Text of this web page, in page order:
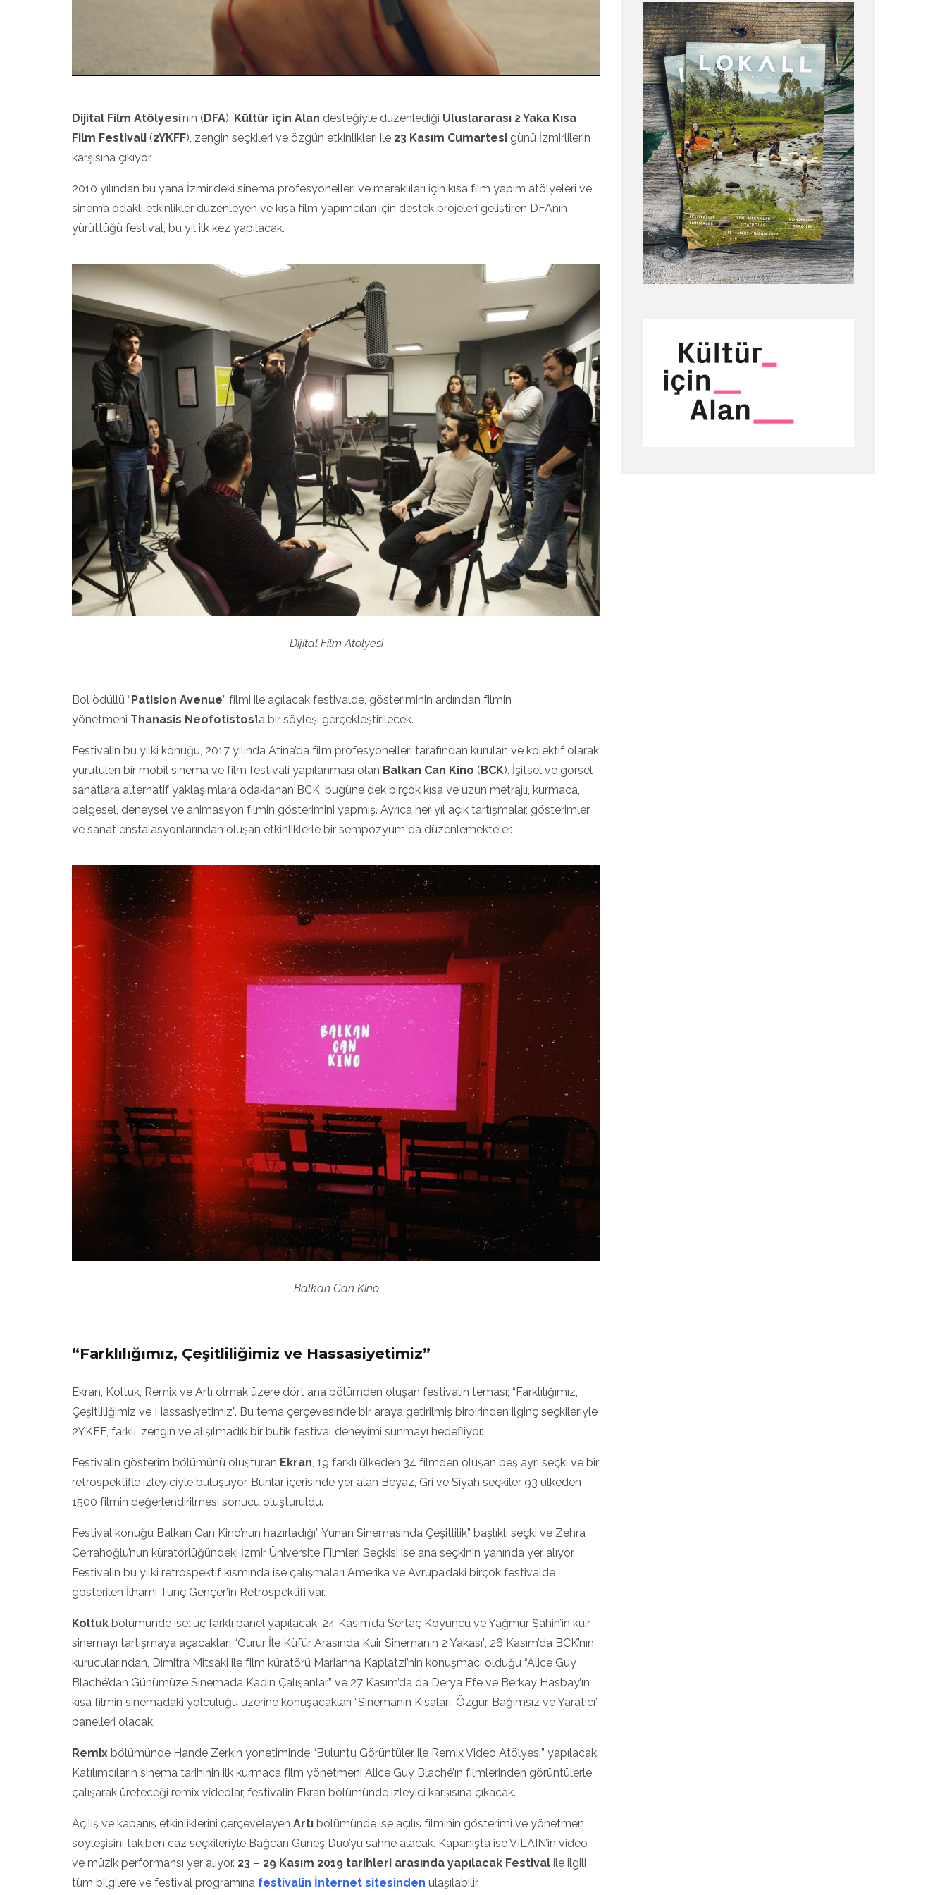
Dijital Film Atölyesi’nin (DFA), Kültür için Alan desteğiyle düzenlediği Uluslararası 2 Yaka Kısa
Film Festivali (2YKFF), zengin seçkileri ve özgün etkinlikleri ile 23 Kasım Cumartesi günü İzmirlilerin
karşısına çıkıyor.
2010 yılından bu yana İzmir’deki sinema profesyonelleri ve meraklıları için kısa film yapım atölyeleri ve
sinema odaklı etkinlikler düzenleyen ve kısa film yapımcıları için destek projeleri geliştiren DFA’nın
yürüttüğü festival, bu yıl ilk kez yapılacak.
Dijital Film Atölyesi
Bol ödüllü “Patision Avenue” filmi ile açılacak festivalde, gösteriminin ardından filmin
yönetmeni Thanasis Neofotistos’la bir söyleşi gerçekleştirilecek.
Festivalin bu yılki konuğu, 2017 yılında Atina’da film profesyonelleri tarafından kurulan ve kolektif olarak
yürütülen bir mobil sinema ve film festivali yapılanması olan Balkan Can Kino (BCK). İşitsel ve görsel
sanatlara alternatif yaklaşımlara odaklanan BCK, bugüne dek birçok kısa ve uzun metrajlı, kurmaca,
belgesel, deneysel ve animasyon filmin gösterimini yapmış. Ayrıca her yıl açık tartışmalar, gösterimler
ve sanat enstalasyonlarından oluşan etkinliklerle bir sempozyum da düzenlemekteler.
Balkan Can Kino
“Farklılığımız, Çeşitliliğimiz ve Hassasiyetimiz”
Ekran, Koltuk, Remix ve Artı olmak üzere dört ana bölümden oluşan festivalin teması; “Farklılığımız,
Çeşitliliğimiz ve Hassasiyetimiz”. Bu tema çerçevesinde bir araya getirilmiş birbirinden ilginç seçkileriyle
2YKFF, farklı, zengin ve alışılmadık bir butik festival deneyimi sunmayı hedefliyor.
Festivalin gösterim bölümünü oluşturan Ekran , 19 farklı ülkeden 34 filmden oluşan beş ayrı seçki ve bir
retrospektifle izleyiciyle buluşuyor. Bunlar içerisinde yer alan Beyaz, Gri ve Siyah seçkiler 93 ülkeden
1500 filmin değerlendirilmesi sonucu oluşturuldu.
Festival konuğu Balkan Can Kino’nun hazırladığı” Yunan Sinemasında Çeşitlilik” başlıklı seçki ve Zehra
Cerrahoğlu’nun küratörlüğündeki İzmir Üniversite Filmleri Seçkisi ise ana seçkinin yanında yer alıyor.
Festivalin bu yılki retrospektif kısmında ise çalışmaları Amerika ve Avrupa’daki birçok festivalde
gösterilen İlhami Tunç Gençer’in Retrospektifi var.
Koltuk bölümünde ise: üç farklı panel yapılacak. 24 Kasım’da Sertaç Koyuncu ve Yağmur Şahin’in kuir
sinemayı tartışmaya açacakları “Gurur İle Küfür Arasında Kuir Sinemanın 2 Yakası”, 26 Kasım’da BCK’nın
kurucularından, Dimitra Mitsaki ile film küratörü Marianna Kaplatzi’nin konuşmacı olduğu “Alice Guy
Blaché’dan Günümüze Sinemada Kadın Çalışanlar” ve 27 Kasım’da da Derya Efe ve Berkay Hasbay’ın
kısa filmin sinemadaki yolculuğu üzerine konuşacakları “Sinemanın Kısaları: Özgür, Bağımsız ve Yaratıcı”
panelleri olacak.
Remix bölümünde Hande Zerkin yönetiminde “Buluntu Görüntüler ile Remix Video Atölyesi” yapılacak.
Katılımcıların sinema tarihinin ilk kurmaca film yönetmeni Alice Guy Blaché’ın filmlerinden görüntülerle
çalışarak üreteceği remix videolar, festivalin Ekran bölümünde izleyici karşısına çıkacak.
Açılış ve kapanış etkinliklerini çerçeveleyen Artı bölümünde ise açılış filminin gösterimi ve yönetmen
söyleşisini takiben caz seçkileriyle Bağcan Güneş Duo’yu sahne alacak. Kapanışta ise VILAIN’in video
ve müzik performansı yer alıyor. 23 – 29 Kasım 2019 tarihleri arasında yapılacak Festival ile ilgili
tüm bilgilere ve festival programına festivalin İnternet sitesinden ulaşılabilir.